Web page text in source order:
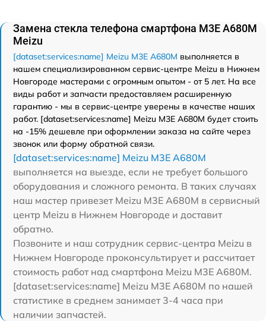
Замена стекла телефона смартфона M3E A680M
Meizu
[dataset:services:name] Meizu M3E A680M выполняется в
нашем специализированном сервис-центре Meizu в Нижнем
Новгороде мастерами с огромным опытом - от 5 лет. На все
виды работ и запчасти предоставляем расширенную
гарантию - мы в сервис-центре уверены в качестве наших
работ. [dataset:services:name] Meizu M3E A680M будет стоить
на -15% дешевле при оформлении заказа на сайте через
звонок или форму обратной связи.
[dataset:services:name] Meizu M3E A680M
выполняется на выезде, если не требует большого
оборудования и сложного ремонта. В таких случаях
наш мастер привезет Meizu M3E A680M в сервисный
центр Meizu в Нижнем Новгороде и доставит
обратно.
Позвоните и наш сотрудник сервис-центра Meizu в
Нижнем Новгороде проконсультирует и рассчитает
стоимость работ над смартфона Meizu M3E A680M.
[dataset:services:name] Meizu M3E A680M по нашей
статистике в среднем занимает 3-4 часа при
наличии запчастей.